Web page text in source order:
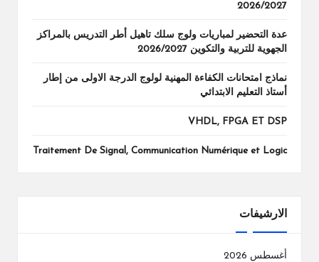
2026/2027
عدة التحضير لمباريات ولوج سلك تاهيل أطر التدريس بالمراكز
الجهوية للتربية والتكوين 2026/2027
نماذج امتحانات الكفاءة المهنية لولوج الدرجة الاولى من إطار
أستاذ التعليم الابتدائي
VHDL, FPGA ET DSP
Traitement De Signal, Communication Numérique et Logic
الارشيفات
أغسطس 2026